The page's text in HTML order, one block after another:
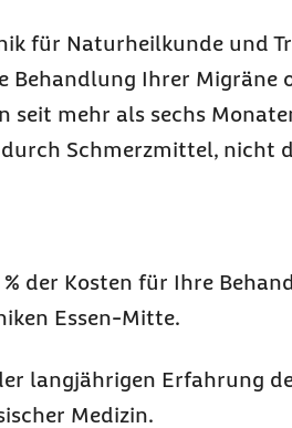
für Naturheilkunde und
Behandlung Ihrer Migräne
seit mehr als sechs
Schmerzmittel, nicht
der Kosten für Ihre
Essen‑Mitte.
langjährigen Erfahrung
Medizin.